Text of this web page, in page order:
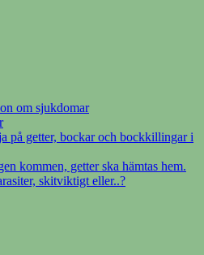
om sjukdomar
på getter, bockar och bockkillingar i
kommen, getter ska hämtas hem.
skitviktigt eller..?